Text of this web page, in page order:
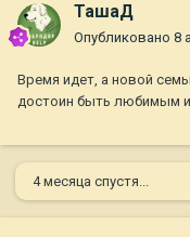
ТашаД
Опубликовано 8
Время идет, а новой
достоин быть любимым
4 месяца спустя...